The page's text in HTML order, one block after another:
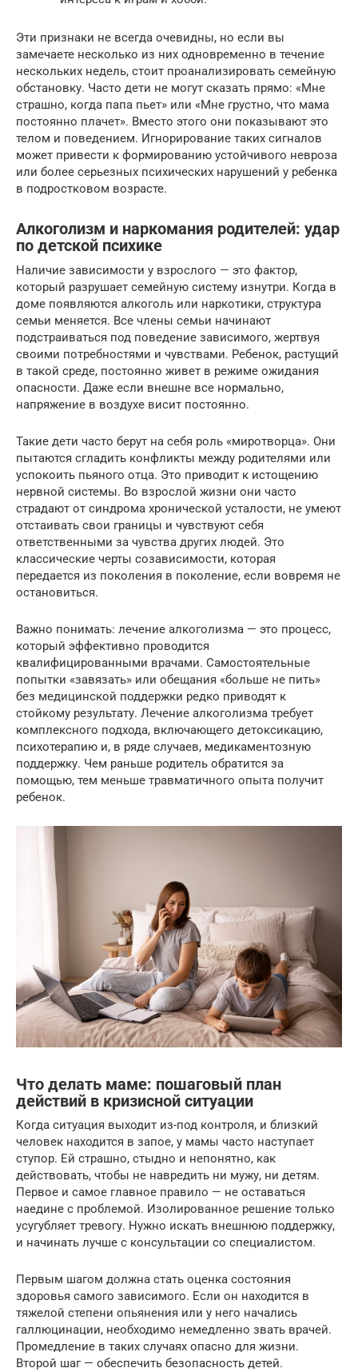
Эти признаки не всегда очевидны, но если вы
замечаете несколько из них одновременно в течение
нескольких недель, стоит проанализировать семейную
обстановку. Часто дети не могут сказать прямо: «Мне
страшно, когда папа пьет» или «Мне грустно, что мама
постоянно плачет». Вместо этого они показывают это
телом и поведением. Игнорирование таких сигналов
может привести к формированию устойчивого невроза
или более серьезных психических нарушений у ребенка
в подростковом возрасте.
Алкоголизм и наркомания родителей: удар
по детской психике
Наличие зависимости у взрослого — это фактор,
который разрушает семейную систему изнутри. Когда в
доме появляются алкоголь или наркотики, структура
семьи меняется. Все члены семьи начинают
подстраиваться под поведение зависимого, жертвуя
своими потребностями и чувствами. Ребенок, растущий
в такой среде, постоянно живет в режиме ожидания
опасности. Даже если внешне все нормально,
напряжение в воздухе висит постоянно.
Такие дети часто берут на себя роль «миротворца». Они
пытаются сгладить конфликты между родителями или
успокоить пьяного отца. Это приводит к истощению
нервной системы. Во взрослой жизни они часто
страдают от синдрома хронической усталости, не умеют
отстаивать свои границы и чувствуют себя
ответственными за чувства других людей. Это
классические черты созависимости, которая
передается из поколения в поколение, если вовремя не
остановиться.
Важно понимать: лечение алкоголизма — это процесс,
который эффективно проводится
квалифицированными врачами. Самостоятельные
попытки «завязать» или обещания «больше не пить»
без медицинской поддержки редко приводят к
стойкому результату. Лечение алкоголизма требует
комплексного подхода, включающего детоксикацию,
психотерапию и, в ряде случаев, медикаментозную
поддержку. Чем раньше родитель обратится за
помощью, тем меньше травматичного опыта получит
ребенок.
Что делать маме: пошаговый план
действий в кризисной ситуации
Когда ситуация выходит из-под контроля, и близкий
человек находится в запое, у мамы часто наступает
ступор. Ей страшно, стыдно и непонятно, как
действовать, чтобы не навредить ни мужу, ни детям.
Первое и самое главное правило — не оставаться
наедине с проблемой. Изолированное решение только
усугубляет тревогу. Нужно искать внешнюю поддержку,
и начинать лучше с консультации со специалистом.
Первым шагом должна стать оценка состояния
здоровья самого зависимого. Если он находится в
тяжелой степени опьянения или у него начались
галлюцинации, необходимо немедленно звать врачей.
Промедление в таких случаях опасно для жизни.
Второй шаг — обеспечить безопасность детей.